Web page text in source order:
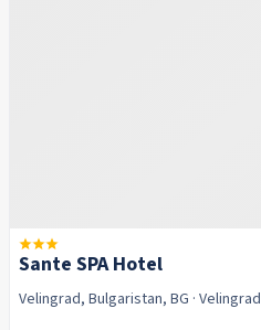
Sante SPA Hotel
Velingrad, Bulgaristan, BG · Velingrad